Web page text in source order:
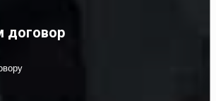
договор